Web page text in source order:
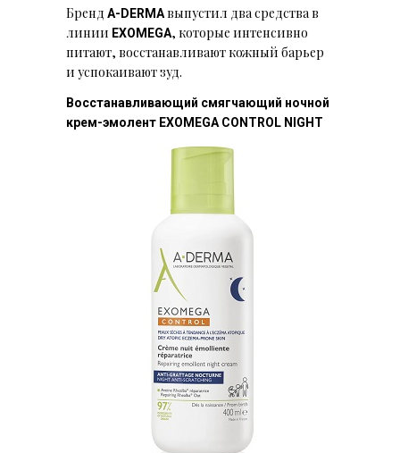
Бренд A-DERMAвыпустил два средства в
линии EXOMEGA, которые интенсивно
питают, восстанавливают кожный барьер
и успокаивают зуд.
Восстанавливающий смягчающий ночной
крем-эмолент EXOMEGA CONTROL NIGHT